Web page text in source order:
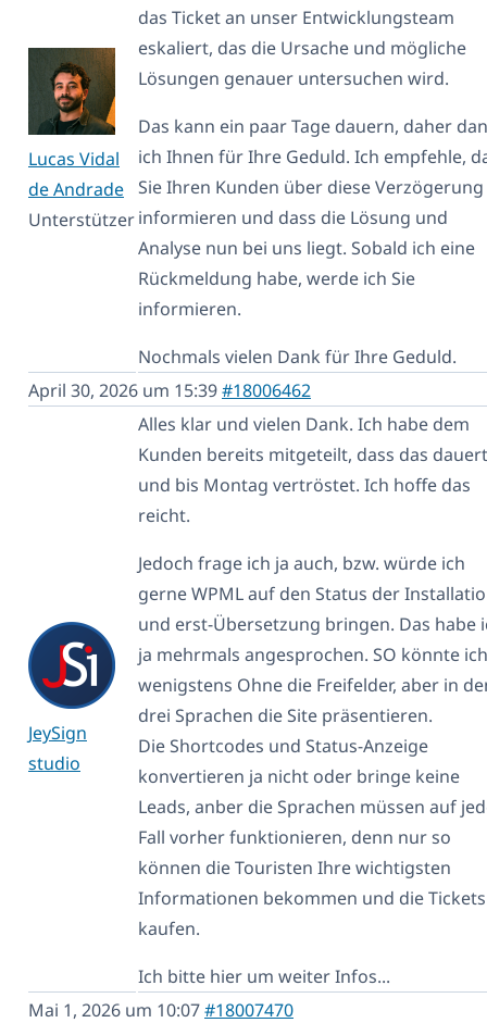
Lucas Vidal
de Andrade
Unterstützer
das Ticket an unser Entwicklungsteam
eskaliert, das die Ursache und mögliche
Lösungen genauer untersuchen wird.
Das kann ein paar Tage dauern, daher
ich Ihnen für Ihre Geduld. Ich empfehle,
Sie Ihren Kunden über diese Verzögerung
informieren und dass die Lösung und
Analyse nun bei uns liegt. Sobald ich eine
Rückmeldung habe, werde ich Sie
informieren.
Nochmals vielen Dank für Ihre Geduld.
April 30, 2026 um 15:39#18006462
JeySign
studio
Alles klar und vielen Dank. Ich habe dem
Kunden bereits mitgeteilt, dass das dauert
und bis Montag vertröstet. Ich hoffe das
reicht.
Jedoch frage ich ja auch, bzw. würde ich
gerne WPML auf den Status der
und erst-Übersetzung bringen. Das habe
ja mehrmals angesprochen. SO könnte ich
wenigstens Ohne die Freifelder, aber in
drei Sprachen die Site präsentieren.
Die Shortcodes und Status-Anzeige
konvertieren ja nicht oder bringe keine
Leads, anber die Sprachen müssen auf
Fall vorher funktionieren, denn nur so
können die Touristen Ihre wichtigsten
Informationen bekommen und die Tickets
kaufen.
Ich bitte hier um weiter Infos...
Mai 1, 2026 um 10:07#18007470